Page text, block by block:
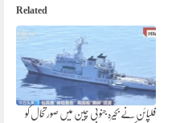
Related
فلپائن نے بحیرہ جنوبی چین میں صورتحال کو